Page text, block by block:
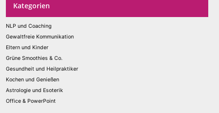
Kategorien
NLP und Coaching
Gewaltfreie Kommunikation
Eltern und Kinder
Grüne Smoothies & Co.
Gesundheit und Heilpraktiker
Kochen und Genießen
Astrologie und Esoterik
Office & PowerPoint